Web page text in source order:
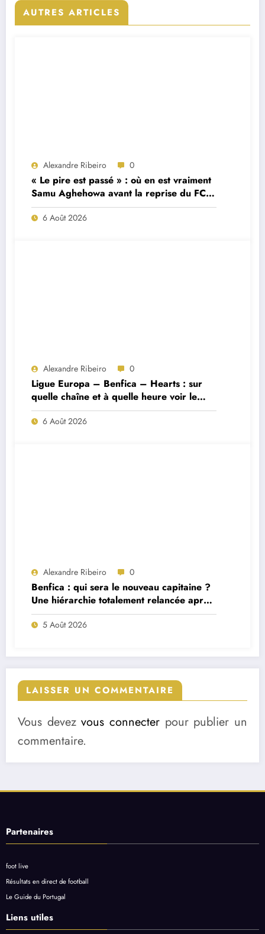
AUTRES ARTICLES
Alexandre Ribeiro 0
« Le pire est passé » : où en est vraiment
Samu Aghehowa avant la reprise du FC
Porto ?
6 Août 2026
Alexandre Ribeiro 0
Ligue Europa – Benfica – Hearts : sur
quelle chaîne et à quelle heure voir le
match ?
6 Août 2026
Alexandre Ribeiro 0
Benfica : qui sera le nouveau capitaine ?
Une hiérarchie totalement relancée après
deux départs majeurs
5 Août 2026
LAISSER UN COMMENTAIRE
Vous devezvous connecter pour publier un
commentaire.
Partenaires
foot live
Résultats en direct de football
Le Guide du Portugal
Liens utiles